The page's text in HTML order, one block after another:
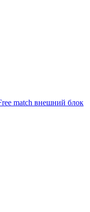
match внешний блок